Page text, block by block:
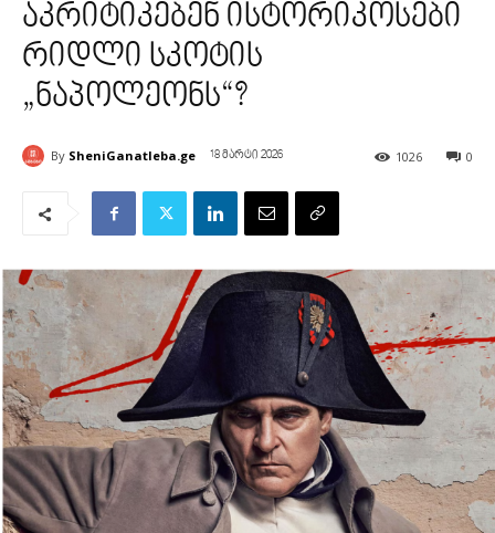
აკრიტიკებენ ისტორიკოსები
რიდლი სკოტის
„ნაპოლეონს“?
By SheniGanatleba.ge 18 მარტი 2026 0
1026